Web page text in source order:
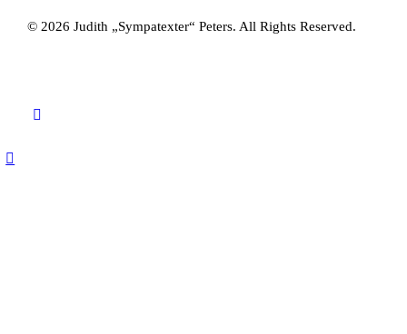
© 2026 Judith „Sympatexter“ Peters. All Rights Reserved.